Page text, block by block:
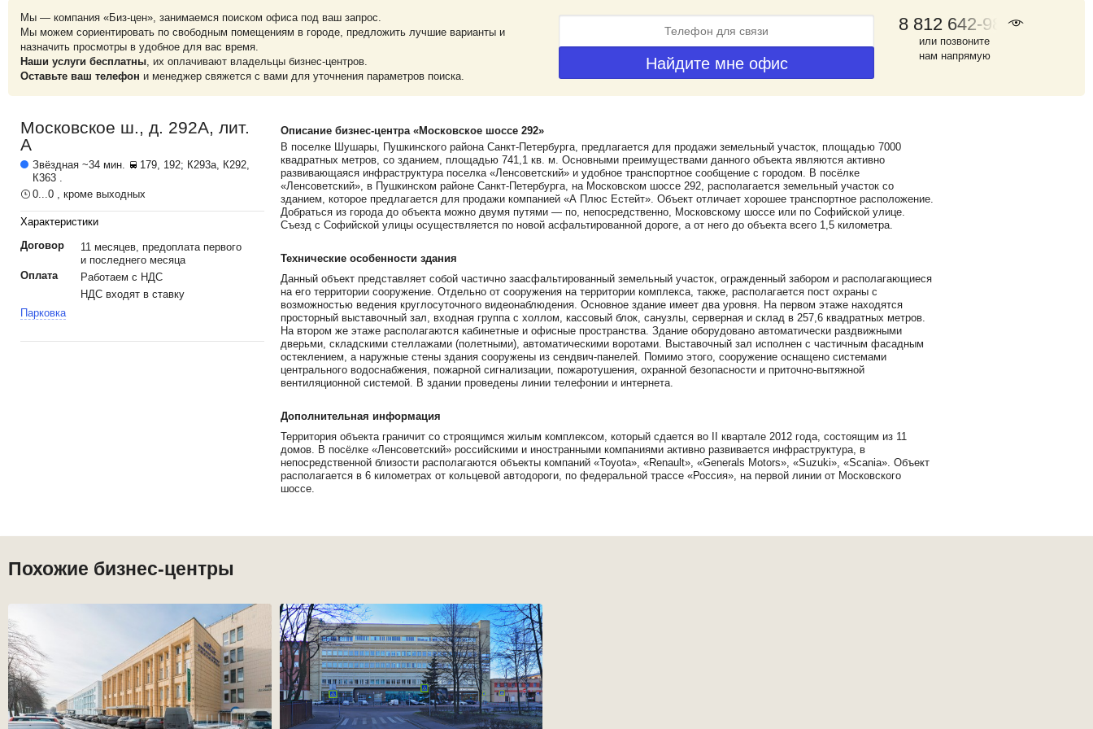
Мы — компания «Биз-цен», занимаемся поиском офиса под ваш запрос.
Мы можем сориентировать по свободным помещениям в городе, предложить лучшие варианты и
назначить просмотры в удобное для вас время.
Наши услуги бесплатны, их оплачивают владельцы бизнес-центров.
Оставьте ваш телефон и менеджер свяжется с вами для уточнения параметров поиска.
8 812 642-98-46
или позвоните
нам напрямую
Московское ш., д. 292А, лит.
А
Звёздная ~34 мин.
179, 192; К293а, К292,
К363 .
0...0 , кроме выходных
Характеристики
Договор
11 месяцев, предоплата первого
и последнего месяца
Оплата
Работаем с НДС
НДС входят в ставку
Парковка
Описание бизнес-центра «Московское шоссе 292»
В поселке Шушары, Пушкинского района Санкт-Петербурга, предлагается для продажи земельный участок, площадью 7000
квадратных метров, со зданием, площадью 741,1 кв. м. Основными преимуществами данного объекта являются активно
развивающаяся инфраструктура поселка «Ленсоветский» и удобное транспортное сообщение с городом. В посёлке
«Ленсоветский», в Пушкинском районе Санкт-Петербурга, на Московском шоссе 292, располагается земельный участок со
зданием, которое предлагается для продажи компанией «А Плюс Естейт». Объект отличает хорошее транспортное расположение.
Добраться из города до объекта можно двумя путями — по, непосредственно, Московскому шоссе или по Софийской улице.
Съезд с Софийской улицы осуществляется по новой асфальтированной дороге, а от него до объекта всего 1,5 километра.
Технические особенности здания
Данный объект представляет собой частично заасфальтированный земельный участок, огражденный забором и располагающиеся
на его территории сооружение. Отдельно от сооружения на территории комплекса, также, располагается пост охраны с
возможностью ведения круглосуточного видеонаблюдения. Основное здание имеет два уровня. На первом этаже находятся
просторный выставочный зал, входная группа с холлом, кассовый блок, санузлы, серверная и склад в 257,6 квадратных метров.
На втором же этаже располагаются кабинетные и офисные пространства. Здание оборудовано автоматически раздвижными
дверьми, складскими стеллажами (полетными), автоматическими воротами. Выставочный зал исполнен с частичным фасадным
остеклением, а наружные стены здания сооружены из сендвич-панелей. Помимо этого, сооружение оснащено системами
центрального водоснабжения, пожарной сигнализации, пожаротушения, охранной безопасности и приточно-вытяжной
вентиляционной системой. В здании проведены линии телефонии и интернета.
Дополнительная информация
Территория объекта граничит со строящимся жилым комплексом, который сдается во II квартале 2012 года, состоящим из 11
домов. В посёлке «Ленсоветский» российскими и иностранными компаниями активно развивается инфраструктура, в
непосредственной близости располагаются объекты компаний «Toyota», «Renault», «Generals Motors», «Suzuki», «Scania». Объект
располагается в 6 километрах от кольцевой автодороги, по федеральной трассе «Россия», на первой линии от Московского
шоссе.
Похожие бизнес-центры